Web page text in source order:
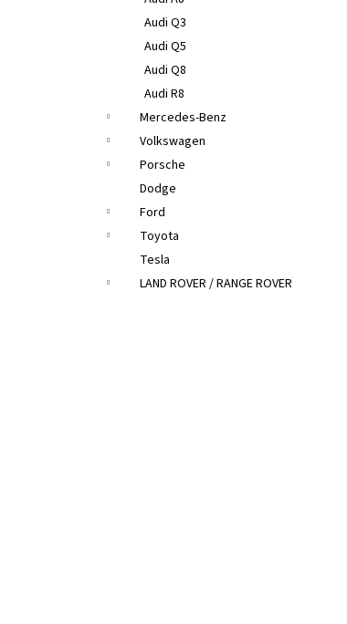
Audi Q3
Audi Q5
Audi Q8
Audi R8
Mercedes-Benz
Volkswagen
Porsche
Dodge
Ford
Toyota
Tesla
LAND ROVER / RANGE ROVER